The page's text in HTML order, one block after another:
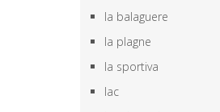
la balaguere
la plagne
la sportiva
lac